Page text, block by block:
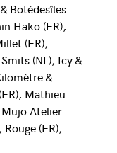
Botédesîles
Hako (FR),
(FR),
(NL), Icy &
&
Mathieu
Atelier
Rouge (FR),